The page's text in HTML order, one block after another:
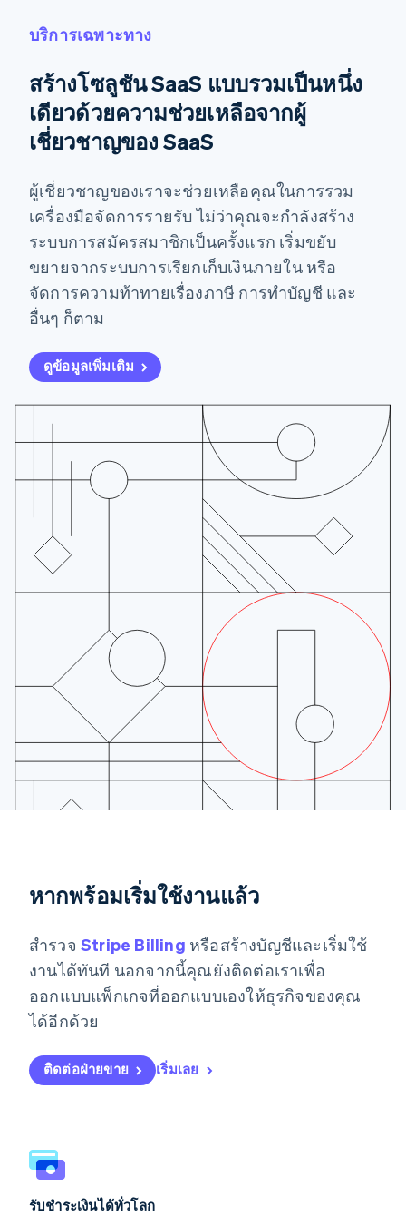
บริการเฉพาะทาง
สร้างโซลูชัน SaaS แบบรวมเป็นหนึ่ง
เดียวด้วยความช่วยเหลือจากผู้
เชี่ยวชาญของ SaaS
ผู้เชี่ยวชาญของเราจะช่วยเหลือคุณในการรวม
เครื่องมือจัดการรายรับ ไม่ว่าคุณจะกำลังสร้าง
ระบบการสมัครสมาชิกเป็นครั้งแรก เริ่มขยับ
ขยายจากระบบการเรียกเก็บเงินภายใน หรือ
จัดการความท้าทายเรื่องภาษี การทำบัญชี และ
อื่นๆ ก็ตาม
ดูข้อมูลเพิ่มเติม
หากพร้อมเริ่มใช้งานแล้ว
สำรวจ Stripe Billing หรือสร้างบัญชีและเริ่มใช้
งานได้ทันที นอกจากนี้คุณยังติดต่อเราเพื่อ
ออกแบบแพ็กเกจที่ออกแบบเองให้ธุรกิจของคุณ
ได้อีกด้วย
ติดต่อฝ่ายขาย เริ่มเลย
รับชำระเงินได้ทั่วโลก
กรีซ
English简体中文
แคนาดา
English Français
โครเอเชีย
Italiano
简体中文English
ไซปรัส
ญี่ปุ่น
日本語English
English
ไทย
นอร์เวย์
English
NederlandsEnglish
บราซิล
Português English
เบลเยียม
Nederlands English
ฝรั่งเศส
Français English
ฟินแลนด์
English
มอลตา
English
มาเลเซีย
English简体中文
เม็กซิโก
DeutschEnglish
ลักเซมเบิร์ก
FrançaisDeutschEnglish
English
ลิกเตนสไตน์
ลิทัวเนีย
English
English
สโลวีเนีย
สวิตเซอร์แลนด์